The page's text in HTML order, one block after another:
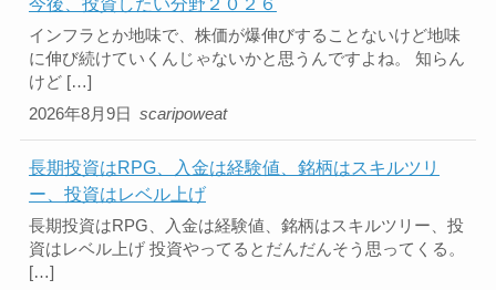
2026年8月9日
インフラとか地味で、株価が爆伸びすることないけど地味
に伸び続けていくんじゃないかと思うんですよね。 知らん
けど […]
scaripoweat
長期投資はRPG、入金は経験値、銘柄はスキルツリ
ー、投資はレベル上げ
長期投資はRPG、入金は経験値、銘柄はスキルツリー、投
資はレベル上げ 投資やってるとだんだんそう思ってくる。
[…]